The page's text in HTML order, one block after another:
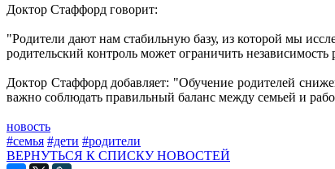
Доктор Стаффорд говорит:
"Родители дают нам стабильную базу, из которой мы
родительский контроль может ограничить
Доктор Стаффорд добавляет: "Обучение родителей
важно соблюдать правильный баланс между семьей и
новость
#семья #дети #родители
ВЕРНУТЬСЯ К СПИСКУ НОВОСТЕЙ